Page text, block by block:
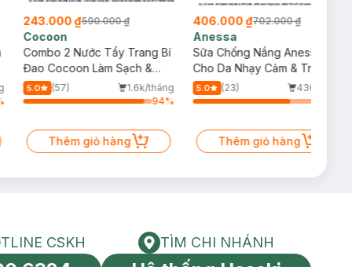
243.000 ₫590.000 ₫
Cocoon
Combo 2 Nước Tẩy Trang Bí
Đao Cocoon Làm Sạch &
Giảm Dầu 500ml
5.0 (57)
1.6k/tháng
94%
Thêm giỏ hàng
406.000 ₫702.000 ₫
Anessa
Sữa Chống Nắng Anessa
Cho Da Nhạy Cảm & Trẻ Em
60ml (Mới)
5.0 (23)
436/tháng
Thêm giỏ hàng
HOTLINE CSKH
CSKH
Tìm chi nhánh
TÌM CHI NHÁNH